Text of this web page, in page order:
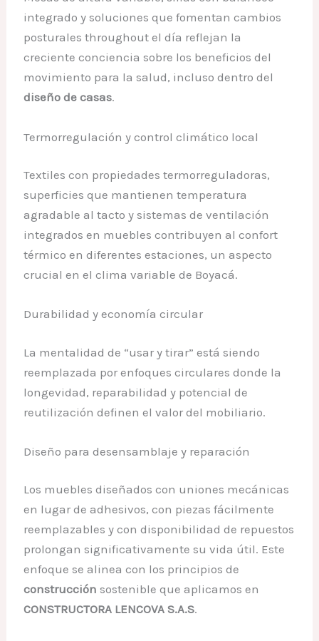
integrado y soluciones que fomentan cambios
posturales throughout el día reflejan la
creciente conciencia sobre los beneficios del
movimiento para la salud, incluso dentro del
diseño de casas.
Termorregulación y control climático local
Textiles con propiedades termorreguladoras,
superficies que mantienen temperatura
agradable al tacto y sistemas de ventilación
integrados en muebles contribuyen al confort
térmico en diferentes estaciones, un aspecto
crucial en el clima variable de Boyacá.
Durabilidad y economía circular
La mentalidad de “usar y tirar” está siendo
reemplazada por enfoques circulares donde la
longevidad, reparabilidad y potencial de
reutilización definen el valor del mobiliario.
Diseño para desensamblaje y reparación
Los muebles diseñados con uniones mecánicas
en lugar de adhesivos, con piezas fácilmente
reemplazables y con disponibilidad de repuestos
prolongan significativamente su vida útil. Este
enfoque se alinea con los principios de
construcción sostenible que aplicamos en
CONSTRUCTORA LENCOVA S.A.S.